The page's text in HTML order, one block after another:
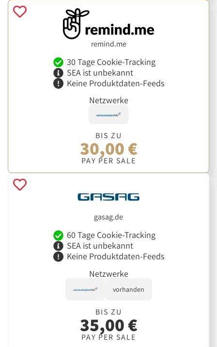
remind.me
30 Tage Cookie-Tracking
SEA ist unbekannt
Keine Produktdaten-Feeds
Netzwerke
BIS ZU
30,00 €
PAY PER SALE
gasag.de
60 Tage Cookie-Tracking
SEA ist unbekannt
Keine Produktdaten-Feeds
Netzwerke
vorhanden
BIS ZU
35,00 €
PAY PER SALE